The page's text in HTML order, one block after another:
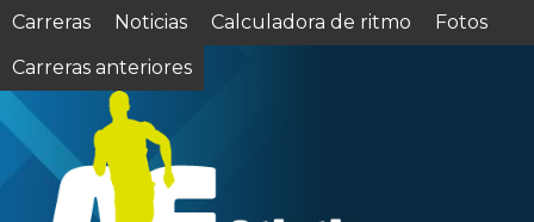
Carreras Noticias Calculadora de ritmo
Fotos
Carreras anteriores